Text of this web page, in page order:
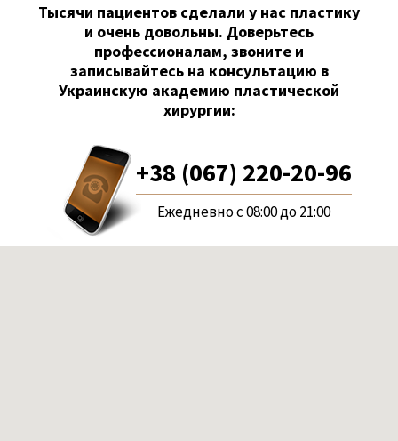
Тысячи пациентов сделали у нас пластику
и очень довольны. Доверьтесь
профессионалам, звоните и
записывайтесь на консультацию в
Украинскую академию пластической
хирургии:
+38 (067) 220-20-96
Ежедневно с 08:00 до 21:00